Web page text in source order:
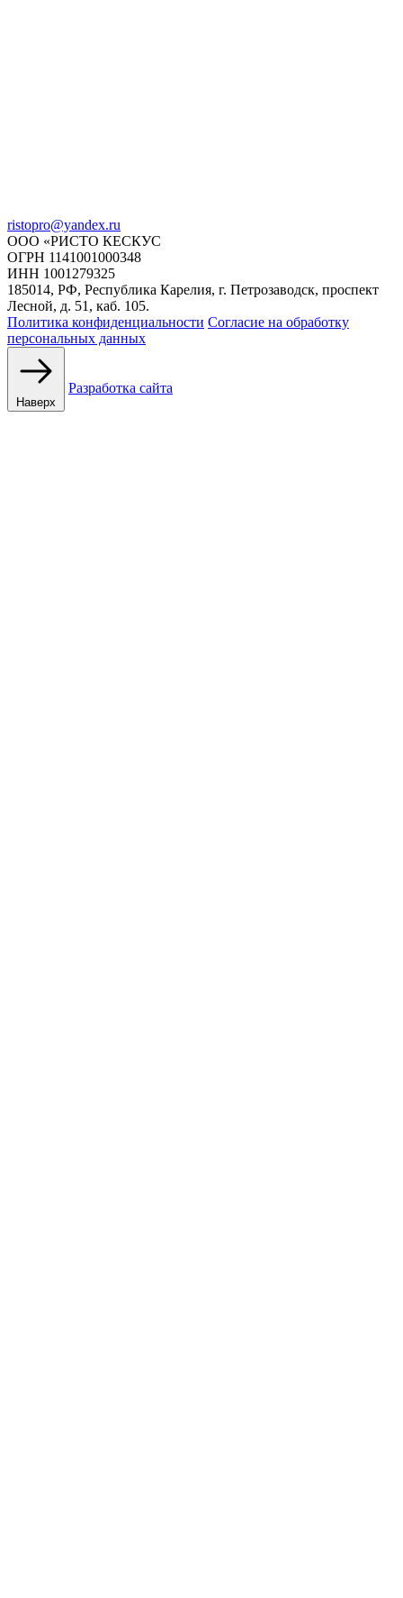
ristopro@yandex.ru
ООО «РИСТО КЕСКУС
ОГРН 1141001000348
ИНН 1001279325
185014, РФ, Республика Карелия, г. Петрозаводск, проспект
Лесной, д. 51, каб. 105.
Политика конфиденциальности Согласие на обработку
персональных данных
Наверх
Разработка сайта